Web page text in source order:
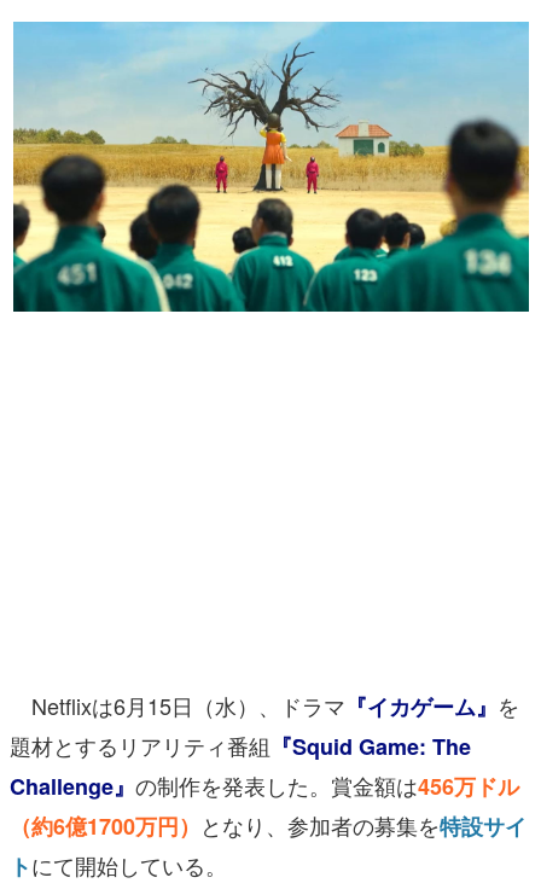
なんでゲームは面白い？
ゲーム開発者・hamatsu氏がゲームの魅力を画面や操作の
具体的な形から解き明かしていく、硬派で骨太な評論連載
ゲームが変えた日本語
「経験値」「裏技」「ラスボス」… ゲームにまつわる言葉
の起源や用法の変遷を、コンピューター文化史研究家・タ
イニーP氏が徹底調査。
カテゴリ
特集記事
Netflixは6月15日（水）、ドラマ 『イカゲーム』 を
題材とするリアリティ番組 『Squid Game: The
Challenge』 の制作を発表した。賞金額は456万ドル
（約6億1700万円） となり、参加者の募集を特設サイ
トにて開始している。